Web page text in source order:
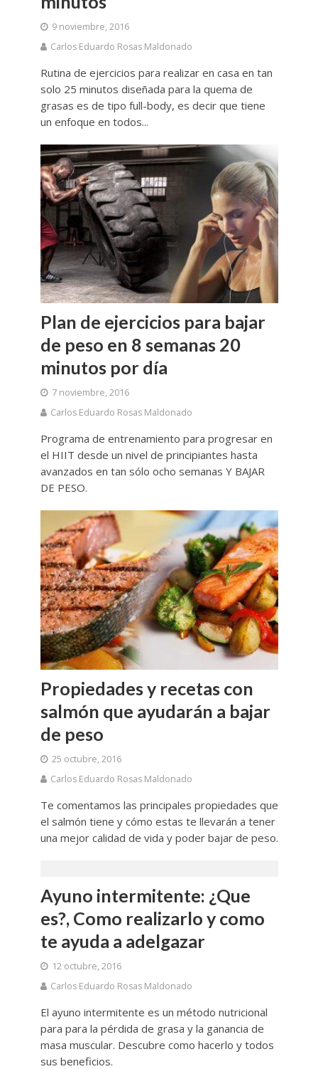
9 noviembre, 2016
Carlos Eduardo Rosas Maldonado
Rutina de ejercicios para realizar en casa en tan
solo 25 minutos diseñada para la quema de
grasas es de tipo full-body, es decir que tiene
un enfoque en todos...
Plan de ejercicios para bajar
de peso en 8 semanas 20
minutos por día
7 noviembre, 2016
Carlos Eduardo Rosas Maldonado
Programa de entrenamiento para progresar en
el HIIT desde un nivel de principiantes hasta
avanzados en tan sólo ocho semanas Y BAJAR
DE PESO.
Propiedades y recetas con
salmón que ayudarán a bajar
de peso
25 octubre, 2016
Carlos Eduardo Rosas Maldonado
Te comentamos las principales propiedades que
el salmón tiene y cómo estas te llevarán a tener
una mejor calidad de vida y poder bajar de peso.
Ayuno intermitente: ¿Que
es?, Como realizarlo y como
te ayuda a adelgazar
12 octubre, 2016
Carlos Eduardo Rosas Maldonado
El ayuno intermitente es un método nutricional
para para la pérdida de grasa y la ganancia de
masa muscular. Descubre como hacerlo y todos
sus beneficios.